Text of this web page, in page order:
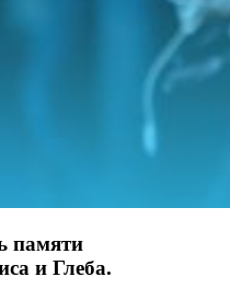
памяти
и Глеба.